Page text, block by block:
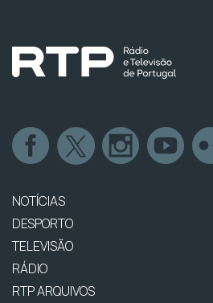
NOTÍCIAS
DESPORTO
TELEVISÃO
RÁDIO
RTP ARQUIVOS